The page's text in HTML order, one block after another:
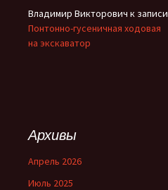
Владимир Викторович к записи
Понтонно-гусеничная ходовая
на экскаватор
Архивы
Апрель 2026
Июль 2025